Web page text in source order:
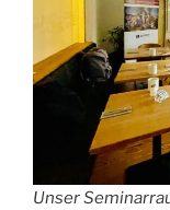
Unser